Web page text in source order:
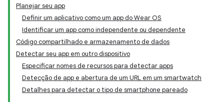
Planejar seu app
Definir um aplicativo como um app do Wear OS
Identificar um app como independente ou dependente
Código compartilhado e armazenamento de dados
Detectar seu app em outro dispositivo
Especificar nomes de recursos para detectar apps
Detecção de app e abertura de um URL em um smartwatch
Detalhes para detectar o tipo de smartphone pareado